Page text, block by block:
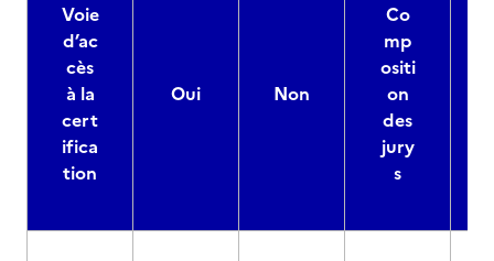
Voie
d’ac
cès
à la
cert
ifica
tion
Oui Non
Co
mp
ositi
on
des
jury
s